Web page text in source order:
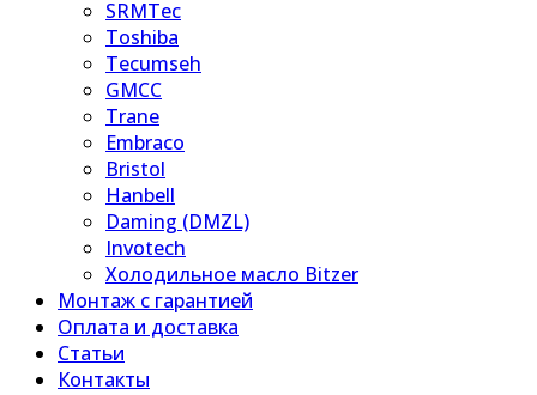
SRMTec
Toshiba
Tecumseh
GMCC
Trane
Embraco
Bristol
Hanbell
Daming (DMZL)
Invotech
Холодильное масло Bitzer
Монтаж с гарантией
Оплата и доставка
Статьи
Контакты